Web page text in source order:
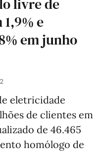
livre de
e
em junho
eletricidade
de clientes em
de 46.465
homólogo de